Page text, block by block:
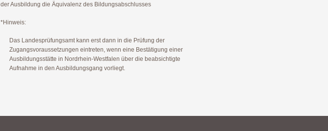
der Ausbildung die Äquivalenz des Bildungsabschlusses
*Hinweis:
Das Landesprüfungsamt kann erst dann in die Prüfung der
Zugangsvoraussetzungen eintreten, wenn eine Bestätigung einer
Ausbildungsstätte in Nordrhein-Westfalen über die beabsichtigte
Aufnahme in den Ausbildungsgang vorliegt.